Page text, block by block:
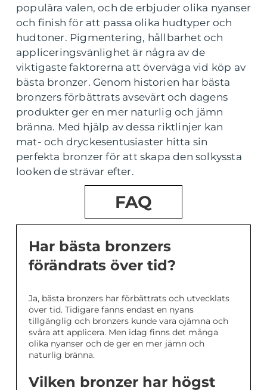
populära valen, och de erbjuder olika nyanser
och finish för att passa olika hudtyper och
hudtoner. Pigmentering, hållbarhet och
appliceringsvänlighet är några av de
viktigaste faktorerna att överväga vid köp av
bästa bronzer. Genom historien har bästa
bronzers förbättrats avsevärt och dagens
produkter ger en mer naturlig och jämn
bränna. Med hjälp av dessa riktlinjer kan
mat- och dryckesentusiaster hitta sin
perfekta bronzer för att skapa den solkyssta
looken de strävar efter.
FAQ
Har bästa bronzers
förändrats över tid?
Ja, bästa bronzers har förbättrats och utvecklats
över tid. Tidigare fanns endast en nyans
tillgänglig och bronzers kunde vara ojämna och
svåra att applicera. Men idag finns det många
olika nyanser och de ger en mer jämn och
naturlig bränna.
Vilken bronzer har högst